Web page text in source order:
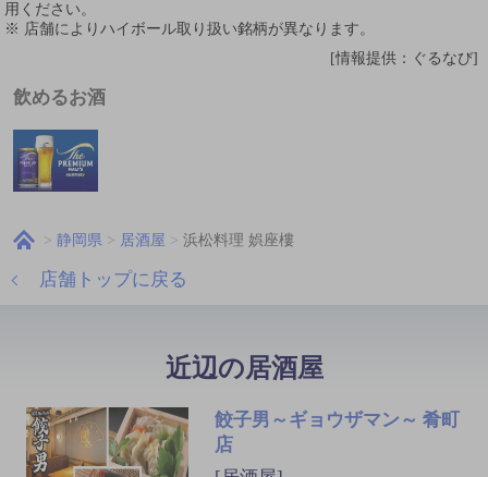
用ください。
※ 店舗によりハイボール取り扱い銘柄が異なります。
[情報提供：ぐるなび]
飲めるお酒
静岡県 居酒屋 浜松料理 娯座樓
店舗トップに戻る
近辺の居酒屋
餃子男～ギョウザマン～ 肴町
店